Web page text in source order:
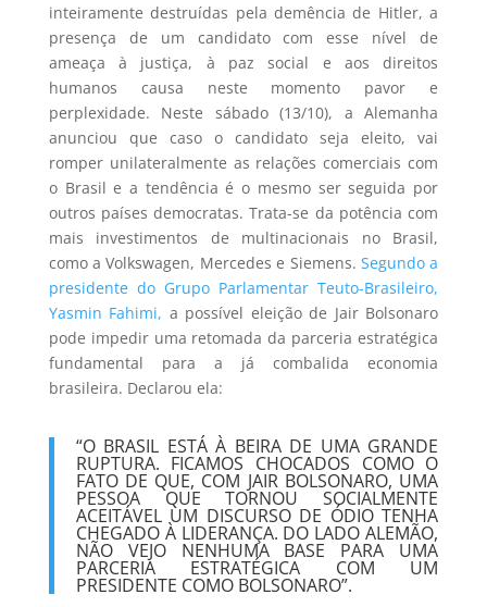
inteiramente destruídas pela demência de Hitler, a
presença de um candidato com esse nível de
ameaça à justiça, à paz social e aos direitos
humanos causa neste momento pavor e
perplexidade. Neste sábado (13/10), a Alemanha
anunciou que caso o candidato seja eleito, vai
romper unilateralmente as relações comerciais com
o Brasil e a tendência é o mesmo ser seguida por
outros países democratas. Trata-se da potência com
mais investimentos de multinacionais no Brasil,
como a Volkswagen, Mercedes e Siemens. Segundo a
presidente do Grupo Parlamentar Teuto-Brasileiro,
Yasmin Fahimi, a possível eleição de Jair Bolsonaro
pode impedir uma retomada da parceria estratégica
fundamental para a já combalida economia
brasileira. Declarou ela:
“O BRASIL ESTÁ À BEIRA DE UMA GRANDE
RUPTURA. FICAMOS CHOCADOS COMO O
FATO DE QUE, COM JAIR BOLSONARO, UMA
PESSOA QUE TORNOU SOCIALMENTE
ACEITÁVEL UM DISCURSO DE ÓDIO TENHA
CHEGADO À LIDERANÇA. DO LADO ALEMÃO,
NÃO VEJO NENHUMA BASE PARA UMA
PARCERIA ESTRATÉGICA COM UM
PRESIDENTE COMO BOLSONARO”.